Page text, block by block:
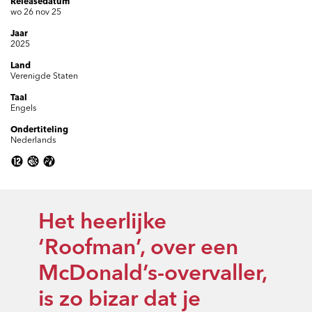
Releasedatum
wo 26 nov 25
Jaar
2025
Land
Verenigde Staten
Taal
Engels
Ondertiteling
Nederlands
Het heerlijke
‘Roofman’, over een
McDonald’s-overvaller,
is zo bizar dat je